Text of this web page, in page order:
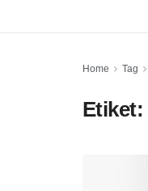
Home Tag
Etiket: